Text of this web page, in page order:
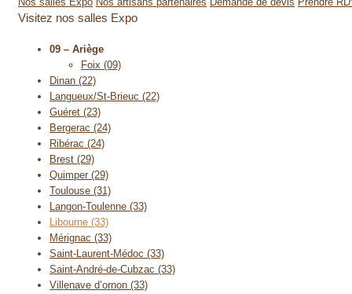
Visitez nos salles Expo
09 – Ariège
Foix (09)
Dinan (22)
Langueux/St-Brieuc (22)
Guéret (23)
Bergerac (24)
Ribérac (24)
Brest (29)
Quimper (29)
Toulouse (31)
Langon-Toulenne (33)
Libourne (33)
Mérignac (33)
Saint-Laurent-Médoc (33)
Saint-André-de-Cubzac (33)
Villenave d’ornon (33)